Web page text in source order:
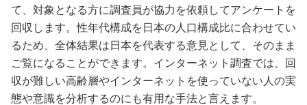
て、対象となる方に調査員が協力を依頼してアンケートを
回収します。性年代構成を日本の人口構成比に合わせてい
るため、全体結果は日本を代表する意見として、そのまま
ご覧になることができます。インターネット調査では、回
収が難しい高齢層やインターネットを使っていない人の実
態や意識を分析するのにも有用な手法と言えます。